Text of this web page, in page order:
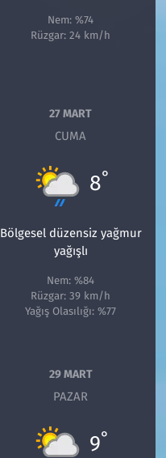
Nem: %74
Rüzgar: 24 km/h
27 MART
CUMA
8°
Bölgesel düzensiz yağmur
yağışlı
Nem: %84
Rüzgar: 39 km/h
Yağış Olasılığı: %77
29 MART
PAZAR
9°